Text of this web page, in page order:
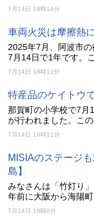
7月14日 18時14分
車両火災は摩擦熱
2025年7月、阿波市
7月14日で1年です。
7月14日 18時11分
特産品のケイトウ
那賀町の小学校で7月
が行われました。こ
7月14日 18時11分
MISIAのステージ
島】
みなさんは「竹灯り
年前に大阪から海陽
7月14日 18時0分